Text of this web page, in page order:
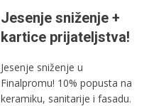
Jesenje sniženje +
kartice prijateljstva!
Jesenje sniženje u
Finalpromu! 10% popusta na
keramiku, sanitarije i fasadu.